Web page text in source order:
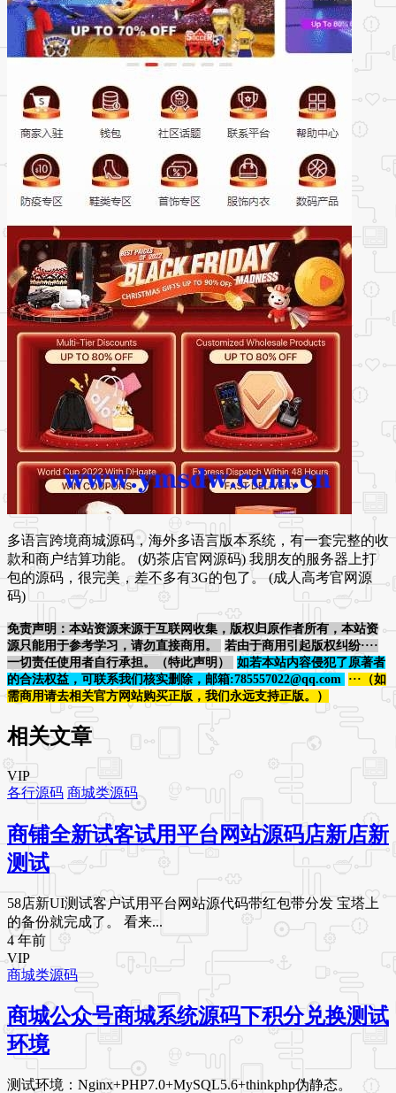
多语言跨境商城源码，海外多语言版本系统，有一套完整的收
款和商户结算功能。 (奶茶店官网源码) 我朋友的服务器上打
包的源码，很完美，差不多有3G的包了。 (成人高考官网源
码)
免责声明：本站资源来源于互联网收集，版权归原作者所有，本站资
源只能用于参考学习，请勿直接商用。
若由于商用引起版权纠纷····
一切责任使用者自行承担。（特此声明）
如若本站内容侵犯了原著者
的合法权益，可联系我们核实删除，邮箱:785557022@qq.com
···（如
需商用请去相关官方网站购买正版，我们永远支持正版。）
相关文章
VIP
各行源码 商城类源码
商铺全新试客试用平台网站源码店新店新
测试
58店新UI测试客户试用平台网站源代码带红包带分发 宝塔上
的备份就完成了。 看来...
4 年前
VIP
商城类源码
商城公众号商城系统源码下积分兑换测试
环境
测试环境：Nginx+PHP7.0+MySQL5.6+thinkphp伪静态。